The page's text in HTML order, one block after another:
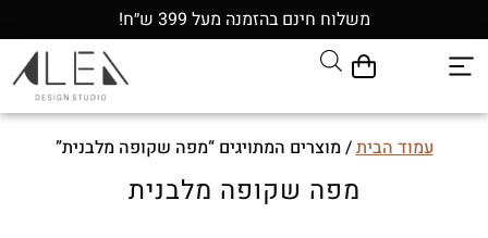
משלוח חינם בהזמנה מעל 399 ש״ח!
עמוד הבית/ מוצרים המתויגים “מפה שקופה מלבנית”
מפה שקופה מלבנית